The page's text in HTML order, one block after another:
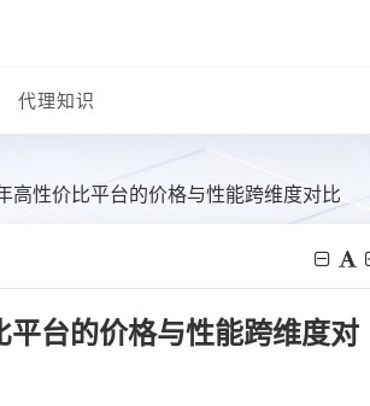
代理知识
性价比平台的价格与性能跨维度对比
台的价格与性能跨维度对